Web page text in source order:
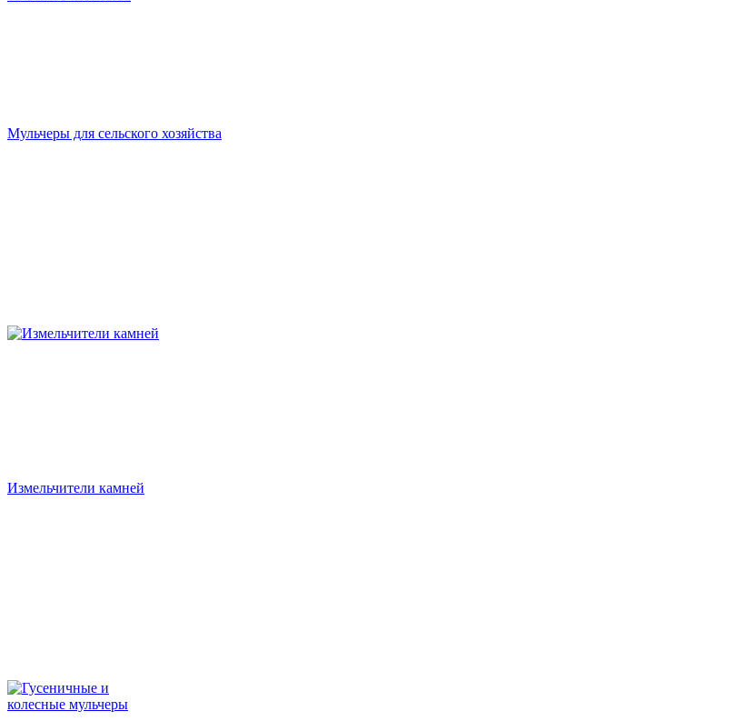
Мульчеры для сельского хозяйства
Измельчители камней